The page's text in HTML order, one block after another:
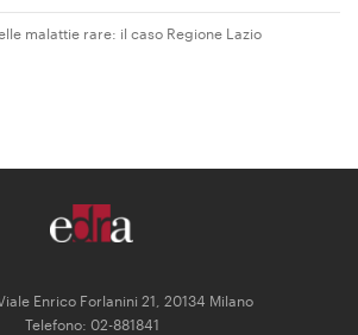
malattie rare: il caso Regione Lazio
Enrico Forlanini 21, 20134 Milano
Telefono: 02-881841